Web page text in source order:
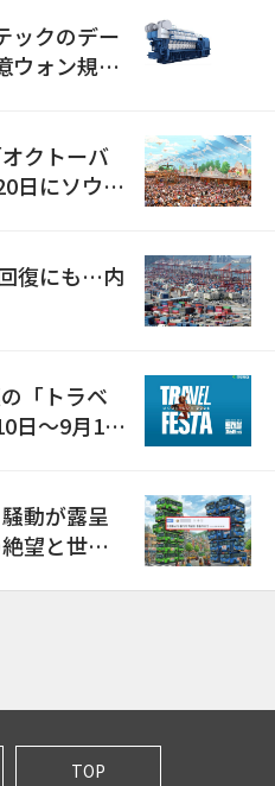
ックのデー
ウォン規模
クトーバ
日にソウル
復にも…内
「トラベ
日～9月11
動が露呈
望と世代
TOP